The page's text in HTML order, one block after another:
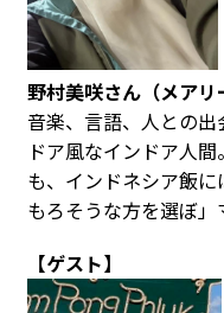
野村美咲さん（メアリ
音楽、言語、人との
ドア風なインドア人
も、インドネシア飯
もろそうな方を選ぼ」
【ゲスト】